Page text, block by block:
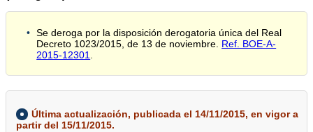
Se deroga por la disposición derogatoria única del Real
Decreto 1023/2015, de 13 de noviembre. Ref. BOE-A-
2015-12301
Última actualización, publicada el 14/11/2015, en vigor a
partir del 15/11/2015.